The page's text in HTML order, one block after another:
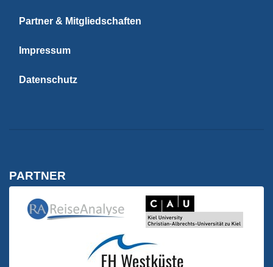
Partner & Mitgliedschaften
Impressum
Datenschutz
PARTNER
Reise Analyse Kiel University |
FH Westküste |